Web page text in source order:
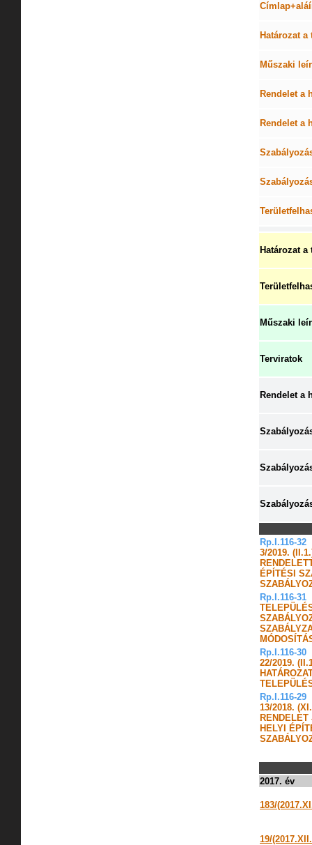
Határozat
Műszaki
Rendelet a
Rendelet a
Határozat
Műszaki
Terviratok
Rendelet a
Rp.I.116-32
3/2019.
ÉPÍTÉSI
Rp.I.116-31
Rp.I.116-30
22/2019.
Rp.I.116-29
13/2018.
HELYI
2017. év
183/
19/